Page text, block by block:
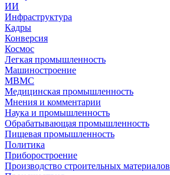
ИИ
Инфраструктура
Кадры
Конверсия
Космос
Легкая промышленность
Машиностроение
МВМС
Медицинская промышленность
Мнения и комментарии
Наука и промышленность
Обрабатывающая промышленность
Пищевая промышленность
Политика
Приборостроение
Производство строительных материалов